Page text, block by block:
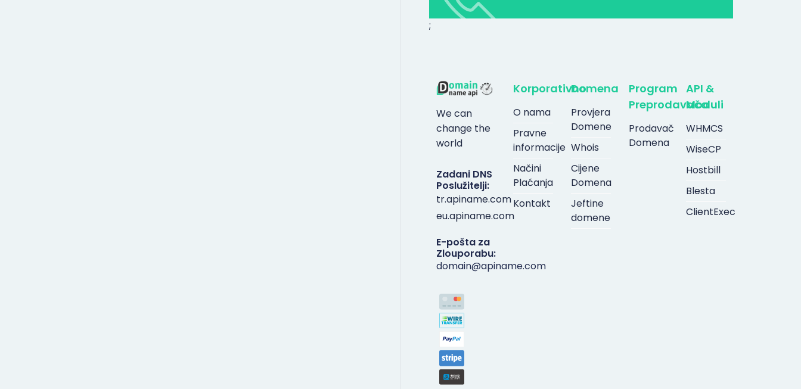
;
We can
change the
world
Zadani DNS
Poslužitelji:
tr.apiname.com
eu.apiname.com
E-pošta za
Zlouporabu:
domain@apiname.com
Korporativno
O nama
Pravne
informacije
Načini
Plaćanja
Kontakt
Domena
Provjera
Domene
Whois
Cijene
Domena
Jeftine
domene
Program
Preprodavača
Prodavač
Domena
API &
Moduli
WHMCS
WiseCP
Hostbill
Blesta
ClientExec